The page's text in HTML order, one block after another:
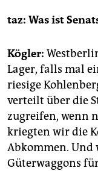
taz: Was ist
Kögler:
Lager, falls mal
riesige
verteilt über die
zugreifen, wenn
kriegten wir die
Abkommen. Und
Güterwaggons